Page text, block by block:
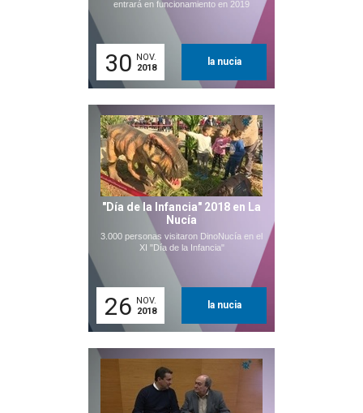
entrará en funcionamiento en 2019
30 NOV.
2018
la nucia
"Día de la Infancia" 2018 en La
Nucía
3.000 personas visitaron DinoNucía en el
XI "Día de la Infancia"
26 NOV.
2018
la nucia